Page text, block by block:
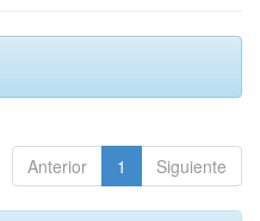
Anterior 1 Siguiente